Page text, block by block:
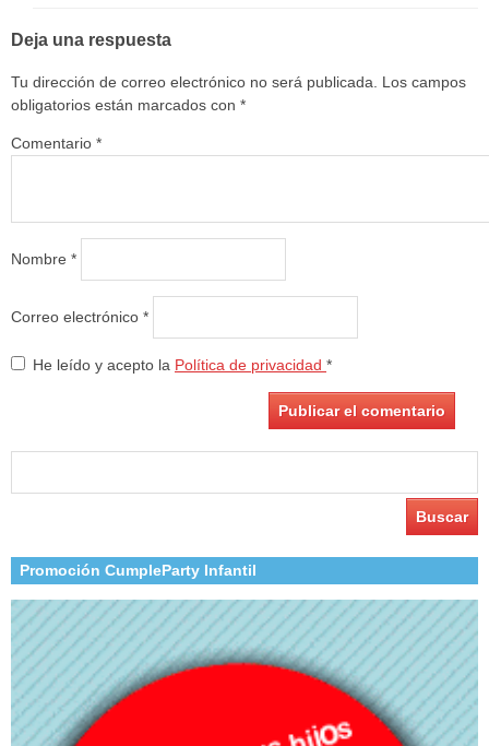
Deja una respuesta
Tu dirección de correo electrónico no será publicada.
Los campos
obligatorios están marcados con *
Comentario *
Nombre *
Correo electrónico *
He leído y acepto la Política de privacidad *
Promoción CumpleParty Infantil